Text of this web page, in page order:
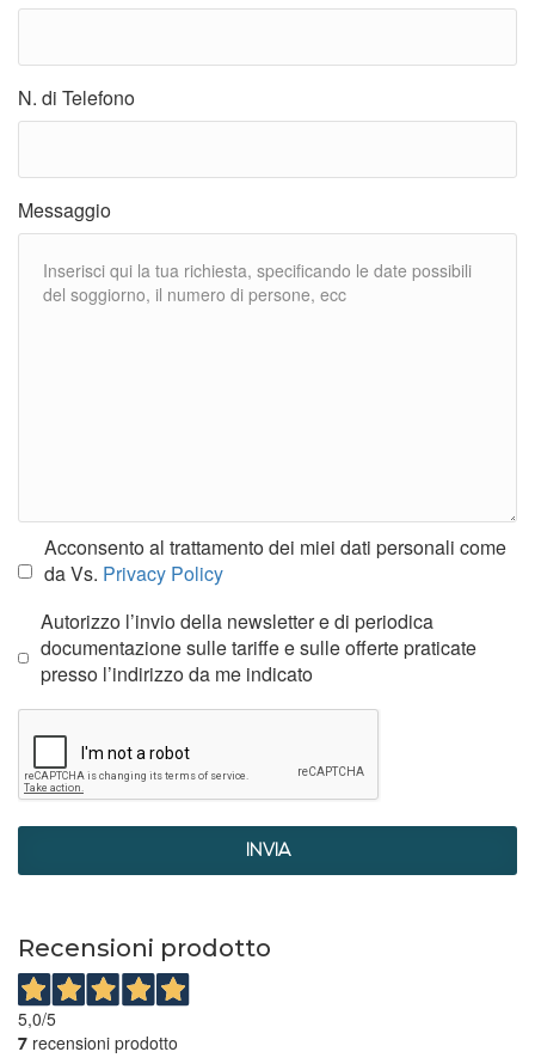
N. di Telefono
Messaggio
Acconsento al trattamento dei miei dati personali come
da Vs. Privacy Policy
Autorizzo l’invio della newsletter e di periodica
documentazione sulle tariffe e sulle offerte praticate
presso l’indirizzo da me indicato
INVIA
Recensioni prodotto
5,0/5
7 recensioni prodotto